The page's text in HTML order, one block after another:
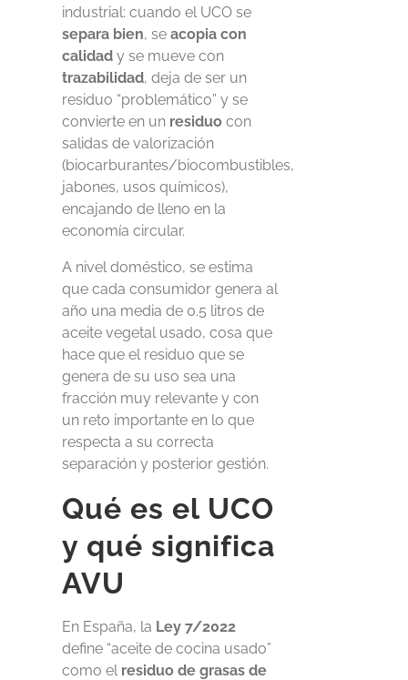
industrial: cuando el UCO se
separa bien, se acopia con
calidady se mueve con
trazabilidad, deja de ser un
residuo “problemático” y se
convierte en un residuocon
salidas de valorización
(biocarburantes/biocombustibles,
jabones, usos químicos),
encajando de lleno en la
economía circular.
A nivel doméstico, se estima
que cada consumidor genera al
año una media de 0.5 litros de
aceite vegetal usado, cosa que
hace que el residuo que se
genera de su uso sea una
fracción muy relevante y con
un reto importante en lo que
respecta a su correcta
separación y posterior gestión.
Qué es el UCO
y qué significa
AVU
En España, la Ley 7/2022
define “aceite de cocina usado”
como el residuo de grasas de